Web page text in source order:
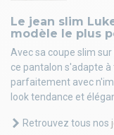
Le jean slim
modèle le plus
Avec sa coupe slim
ce pantalon s'adapte
parfaitement avec
look tendance et
Retrouvez tous nos